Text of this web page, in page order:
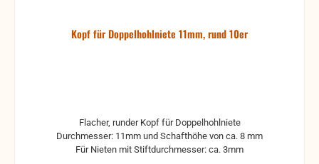
Kopf für Doppelhohlniete 11mm, rund 10er
Flacher, runder Kopf für Doppelhohlniete
Durchmesser: 11mm und Schafthöhe von ca. 8 mm
Für Nieten mit Stiftdurchmesser: ca. 3mm